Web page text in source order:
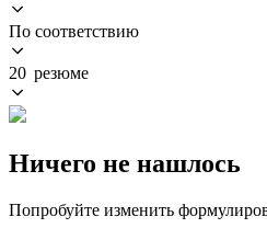
По соответствию
20 резюме
Ничего не нашлось
Попробуйте изменить